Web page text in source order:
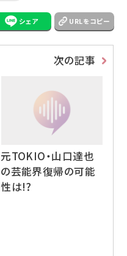
シェア URLをコピー
次の記事
元TOKIO・山口達也
の芸能界復帰の可能
性は!?